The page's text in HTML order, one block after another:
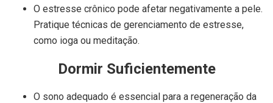
O estresse crônico pode afetar negativamente a pele.
Pratique técnicas de gerenciamento de estresse,
como ioga ou meditação.
Dormir Suficientemente
O sono adequado é essencial para a regeneração da